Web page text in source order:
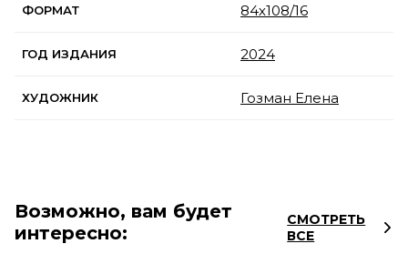
ФОРМАТ 84х108/16
ГОД ИЗДАНИЯ 2024
ХУДОЖНИК Гозман Елена
Возможно, вам будет
интересно:
СМОТРЕТЬ
ВСЕ